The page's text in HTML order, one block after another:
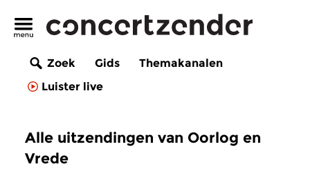
Zoek Gids
Themakanalen
Luister live
Alle uitzendingen van Oorlog en
Vrede